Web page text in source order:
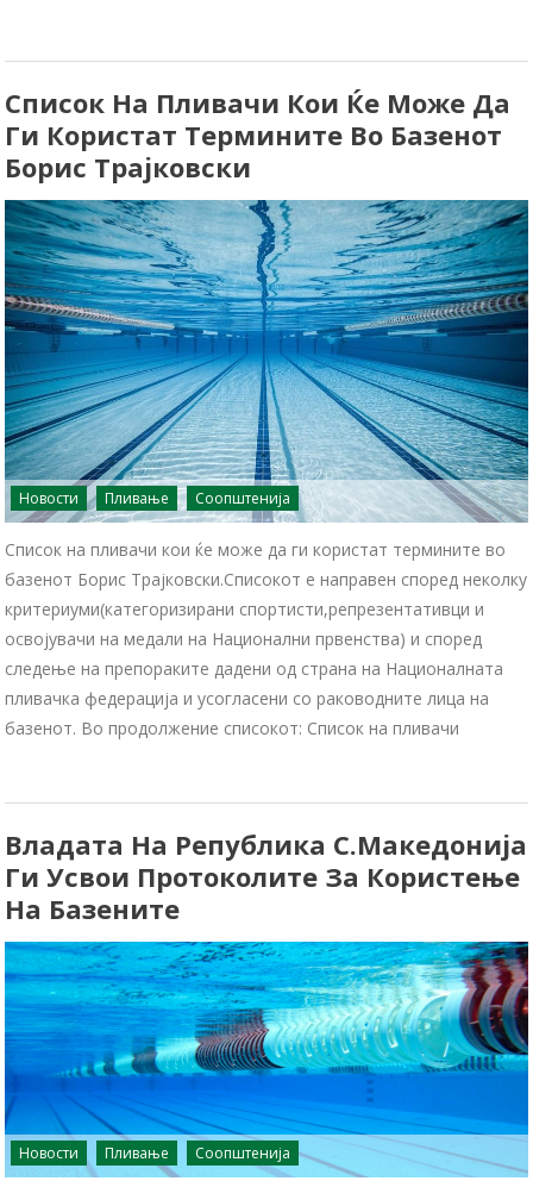
Список На Пливачи Кои Ќе Може Да
Ги Користат Термините Во Базенот
Борис Трајковски
Новости Пливање Соопштенија
Список на пливачи кои ќе може да ги користат термините во
базенот Борис Трајковски.Списокот е направен според неколку
критериуми(категоризирани спортисти,репрезентативци и
освојувачи на медали на Национални првенства) и според
следење на препораките дадени од страна на Националната
пливачка федерација и усогласени со раководните лица на
базенот. Во продолжение списокот: Список на пливачи
Владата На Република С.Македонија
Ги Усвои Протоколите За Користење
На Базените
Новости Пливање Соопштенија